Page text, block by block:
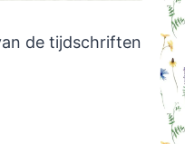
de tijdschriften